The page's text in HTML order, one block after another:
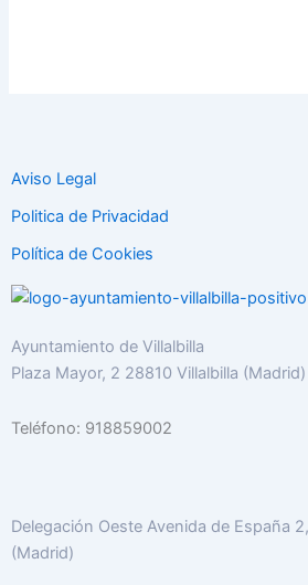
Aviso Legal
Politica de Privacidad
Política de Cookies
Ayuntamiento de Villalbilla
Plaza Mayor, 2 28810 Villalbilla (Madrid)
Teléfono: 918859002
Delegación Oeste Avenida de España
(Madrid)